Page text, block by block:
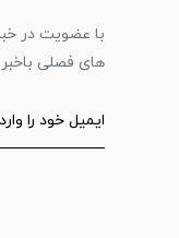
با عضویت در
های فصلی